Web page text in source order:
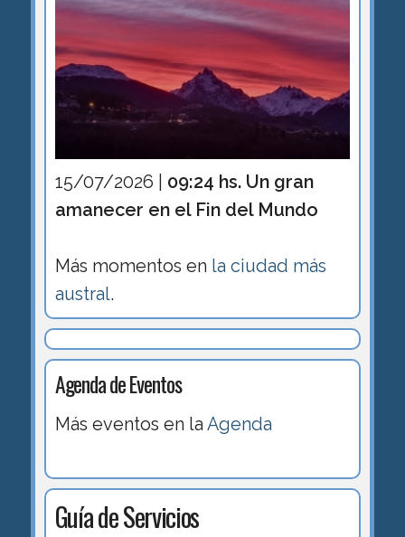
15/07/2026 | 09:24 hs. Un gran
amanecer en el Fin del Mundo
Más momentos en la ciudad más
austral.
Agenda de Eventos
Más eventos en la Agenda
Guía de Servicios